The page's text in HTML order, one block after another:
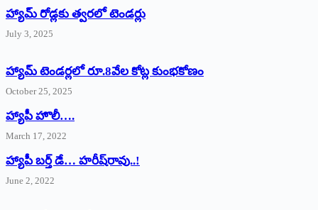
హ్యామ్‌ రోడ్లకు త్వరలో టెండర్లు
July 3, 2025
హ్యామ్‌ ‌టెండర్లలో రూ.8వేల కోట్ల కుంభకోణం
October 25, 2025
హ్యాపీ హొలీ….
March 17, 2022
హ్యాపీ బర్త్ ‌డే… హరీష్‌రావు..!
June 2, 2022